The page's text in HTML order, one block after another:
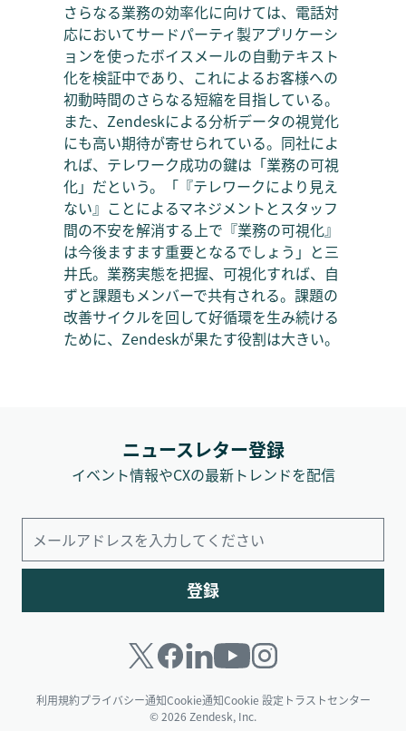
さらなる業務の効率化に向けては、電話対
応においてサードパーティ製アプリケーシ
ョンを使ったボイスメールの自動テキスト
化を検証中であり、これによるお客様への
初動時間のさらなる短縮を目指している。
また、Zendeskによる分析データの視覚化
にも高い期待が寄せられている。同社によ
れば、テレワーク成功の鍵は「業務の可視
化」だという。「『テレワークにより見え
ない』ことによるマネジメントとスタッフ
間の不安を解消する上で『業務の可視化』
は今後ますます重要となるでしょう」と三
井氏。業務実態を把握、可視化すれば、自
ずと課題もメンバーで共有される。課題の
改善サイクルを回して好循環を生み続ける
ために、Zendeskが果たす役割は大きい。
ニュースレター登録
イベント情報やCXの最新トレンドを配信
登録
利用規約プライバシー通知Cookie通知Cookie 設定 トラストセンター
© 2026 Zendesk, Inc.